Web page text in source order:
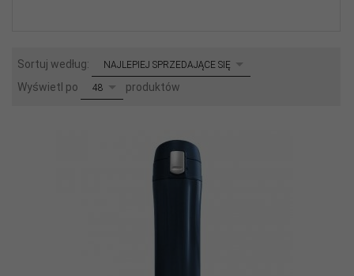
Sortuj według: sortNAJLEPIEJ SPRZEDAJĄCE SIĘ
Wyświetl po pop48 produktów